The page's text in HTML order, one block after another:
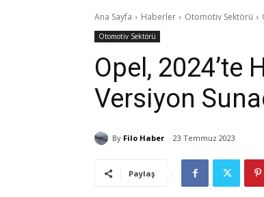
Ana Sayfa Haberler Otomotiv Sektörü
Otomotiv Sektörü
Opel, 2024’te
Versiyon
By Filo Haber 23 Temmuz 2023
Paylaş